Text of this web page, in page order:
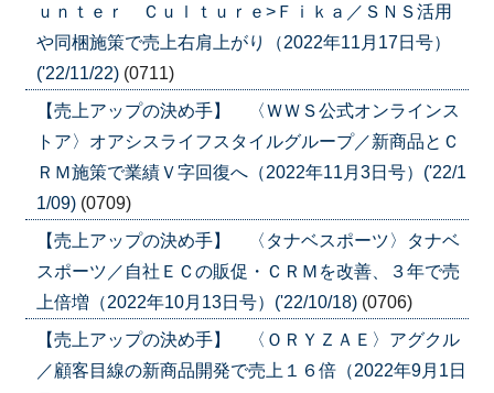
ｕｎｔｅｒ Ｃｕｌｔｕｒｅ>Ｆｉｋａ／ＳＮＳ活用
や同梱施策で売上右肩上がり（2022年11月17日号）
('22/11/22) (0711)
【売上アップの決め手】 〈ＷＷＳ公式オンラインス
トア〉オアシスライフスタイルグループ／新商品とＣ
ＲＭ施策で業績Ｖ字回復へ（2022年11月3日号）('22/1
1/09) (0709)
【売上アップの決め手】 〈タナベスポーツ〉タナベ
スポーツ／自社ＥＣの販促・ＣＲＭを改善、３年で売
上倍増（2022年10月13日号）('22/10/18) (0706)
【売上アップの決め手】 〈ＯＲＹＺＡＥ〉アグクル
／顧客目線の新商品開発で売上１６倍（2022年9月1日